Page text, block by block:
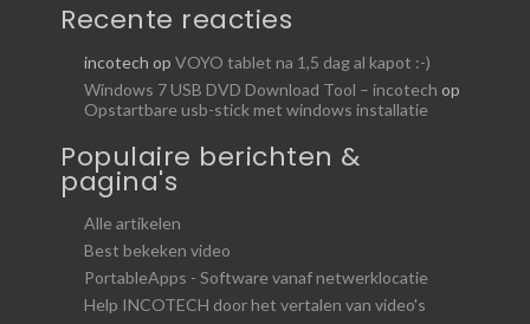
Recente reacties
incotech op VOYO tablet na 1,5 dag al kapot :-)
Windows 7 USB DVD Download Tool – incotech op
Opstartbare usb-stick met windows installatie
Populaire berichten &
pagina's
Alle artikelen
Best bekeken video
PortableApps - Software vanaf netwerklocatie
Help INCOTECH door het vertalen van video's